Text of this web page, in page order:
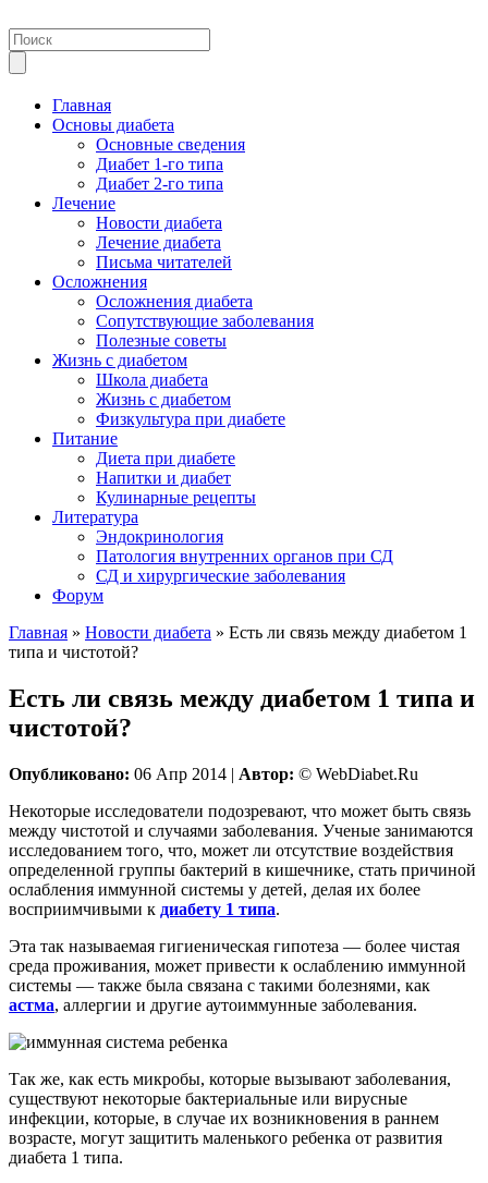
Главная
Основы диабета
Основные сведения
Диабет 1-го типа
Диабет 2-го типа
Лечение
Новости диабета
Лечение диабета
Письма читателей
Осложнения
Осложнения диабета
Сопутствующие заболевания
Полезные советы
Жизнь с диабетом
Школа диабета
Жизнь с диабетом
Физкультура при диабете
Питание
Диета при диабете
Напитки и диабет
Кулинарные рецепты
Литература
Эндокринология
Патология внутренних органов при СД
СД и хирургические заболевания
Форум
Главная » Новости диабета » Есть ли связь между диабетом 1
типа и чистотой?
Есть ли связь между диабетом 1 типа и
чистотой?
Опубликовано: 06 Апр 2014 | Автор: © WebDiabet.Ru
Некоторые исследователи подозревают, что может быть связь
между чистотой и случаями заболевания. Ученые занимаются
исследованием того, что, может ли отсутствие воздействия
определенной группы бактерий в кишечнике, стать причиной
ослабления иммунной системы у детей, делая их более
восприимчивыми к диабету 1 типа.
Эта так называемая гигиеническая гипотеза — более чистая
среда проживания, может привести к ослаблению иммунной
системы — также была связана с такими болезнями, как
астма, аллергии и другие аутоиммунные заболевания.
Так же, как есть микробы, которые вызывают заболевания,
существуют некоторые бактериальные или вирусные
инфекции, которые, в случае их возникновения в раннем
возрасте, могут защитить маленького ребенка от развития
диабета 1 типа.